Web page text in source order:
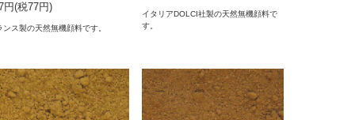
円(税77円)
ンス製の天然無機顔料です。
イタリアDOLCI社製の天然無機顔料で
す。